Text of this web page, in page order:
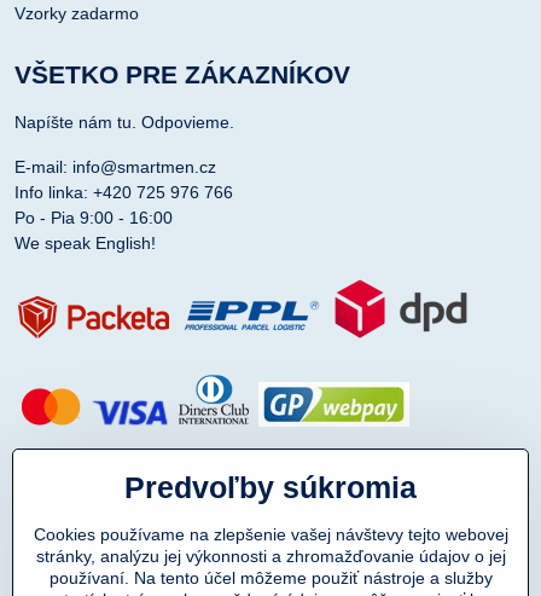
Vzorky zadarmo
VŠETKO PRE ZÁKAZNÍKOV
Napíšte nám tu. Odpovieme.
E-mail: info@smartmen.cz
Info linka: +420 725 976 766
Po - Pia 9:00 - 16:00
We speak English!
Predvoľby súkromia
Cookies používame na zlepšenie vašej návštevy tejto webovej
stránky, analýzu jej výkonnosti a zhromažďovanie údajov o jej
používaní. Na tento účel môžeme použiť nástroje a služby